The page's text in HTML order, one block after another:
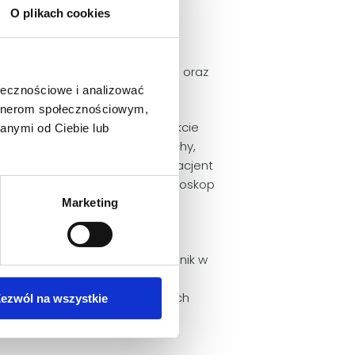
O plikach cookies
i analizować
społecznościowym,
od Ciebie lub
Marketing
na wszystkie
procedur anestetycznych.
oddzielnym pomieszczeniu
są doglądani, dogrzewani oraz
podczas znieczulenia. W trakcie
pacjentów, oddechy,
drugi lekarz weterynarii. Pacjent
serca przez specjalny stetoskop
jest zabezpieczenie wejścia
staże do najlepszych klinik w
przeprowadzane są z
czy u starszych